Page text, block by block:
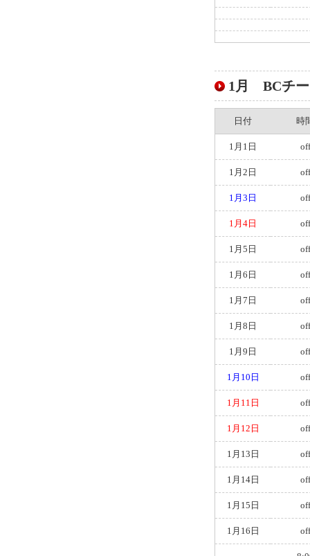
1月 BCチー
日付 時
1月1日 off
1月2日 off
1月3日 off
1月4日 off
1月5日 off
1月6日 off
1月7日 off
1月8日 off
1月9日 off
1月10日 off
1月11日 off
1月12日 off
1月13日 off
1月14日 off
1月15日 off
1月16日 off